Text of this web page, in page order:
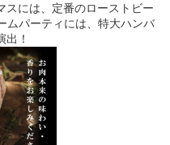
スには、定番のローストビー
ムパーティには、特大ハンバ
！